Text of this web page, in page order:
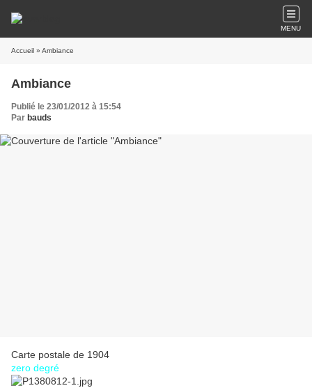
MENU
Accueil » Ambiance
Ambiance
Publié le 23/01/2012 à 15:54
Par bauds
Carte postale de 1904
zero degré